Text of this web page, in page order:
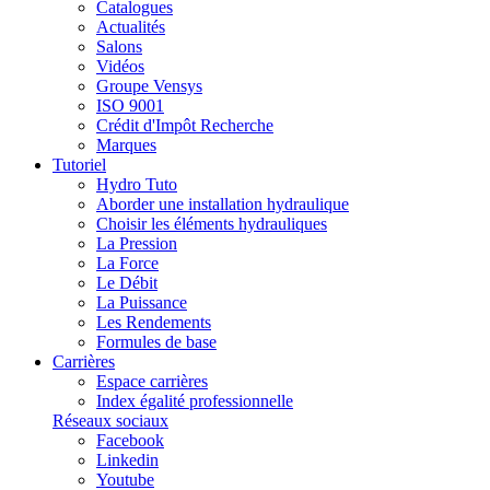
Catalogues
Actualités
Salons
Vidéos
Groupe Vensys
ISO 9001
Crédit d'Impôt Recherche
Marques
Tutoriel
Hydro Tuto
Aborder une installation hydraulique
Choisir les éléments hydrauliques
La Pression
La Force
Le Débit
La Puissance
Les Rendements
Formules de base
Carrières
Espace carrières
Index égalité professionnelle
Réseaux sociaux
Facebook
Linkedin
Youtube